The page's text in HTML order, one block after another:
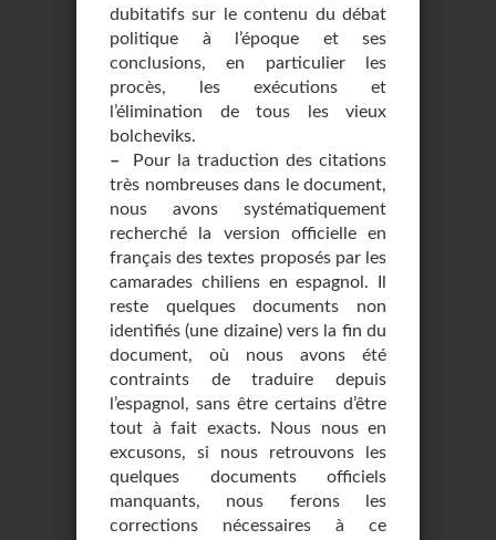
dubitatifs sur le contenu du débat
politique à l’époque et ses
conclusions, en particulier les
procès, les exécutions et
l’élimination de tous les vieux
bolcheviks.
– Pour la traduction des citations
très nombreuses dans le document,
nous avons systématiquement
recherché la version officielle en
français des textes proposés par les
camarades chiliens en espagnol. Il
reste quelques documents non
identifiés (une dizaine) vers la fin du
document, où nous avons été
contraints de traduire depuis
l’espagnol, sans être certains d’être
tout à fait exacts. Nous nous en
excusons, si nous retrouvons les
quelques documents officiels
manquants, nous ferons les
corrections nécessaires à ce